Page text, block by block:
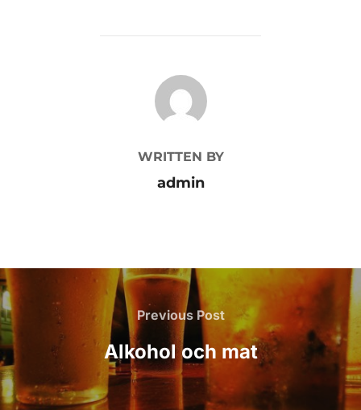
POST AUTHOR
WRITTEN BY
admin
Inläggsnavigering
Previous
Post
Previous Post
Alkohol och mat